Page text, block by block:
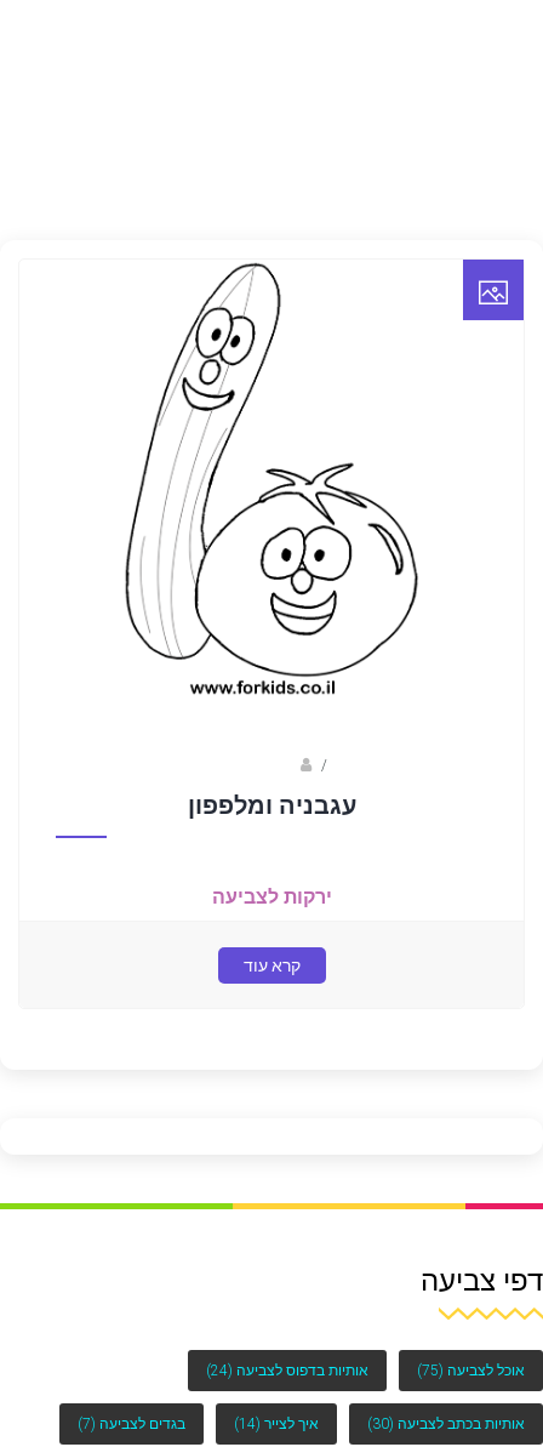
/
עגבניה ומלפפון
ירקות לצביעה
קרא עוד
דפי צביעה
אוכל לצביעה (75) אותיות בדפוס לצביעה (24)
אותיות בכתב לצביעה (30) איך לצייר (14) בגדים לצביעה (7)